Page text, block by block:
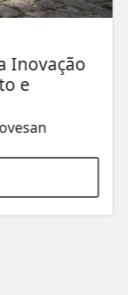
Inovação
e